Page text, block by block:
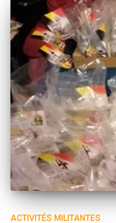
ACTIVITÉS MILITANTES